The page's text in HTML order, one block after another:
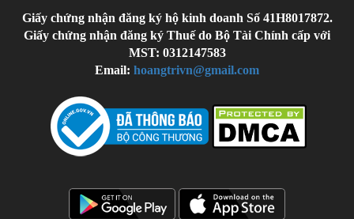
Giấy chứng nhận đăng ký hộ kinh doanh Số 41H8017872.
Giấy chứng nhận đăng ký Thuế do Bộ Tài Chính cấp với
MST: 0312147583
Email: hoangtrivn@gmail.com